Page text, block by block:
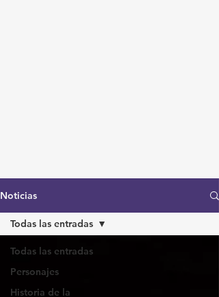
Noticias
Todas las entradas
Personajes
Historia de la
Todas las entradas